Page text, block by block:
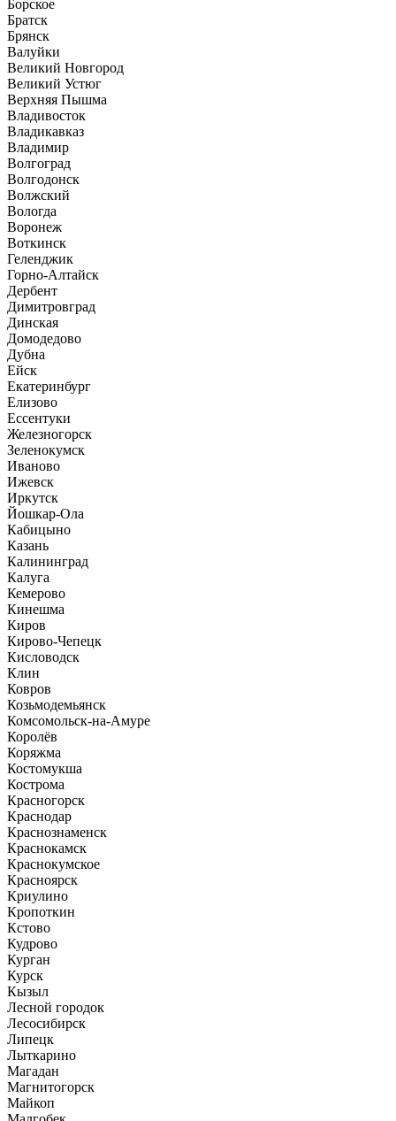
Борское
Братск
Брянск
Валуйки
Великий Новгород
Великий Устюг
Верхняя Пышма
Владивосток
Владикавказ
Владимир
Волгоград
Волгодонск
Волжский
Вологда
Воронеж
Воткинск
Геленджик
Горно-Алтайск
Дербент
Димитровград
Динская
Домодедово
Дубна
Ейск
Екатеринбург
Елизово
Ессентуки
Железногорск
Зеленокумск
Иваново
Ижевск
Иркутск
Йошкар-Ола
Кабицыно
Казань
Калининград
Калуга
Кемерово
Кинешма
Киров
Кирово-Чепецк
Кисловодск
Клин
Ковров
Козьмодемьянск
Комсомольск-на-Амуре
Королёв
Коряжма
Костомукша
Кострома
Красногорск
Краснодар
Краснознаменск
Краснокамск
Краснокумское
Красноярск
Криулино
Кропоткин
Кстово
Кудрово
Курган
Курск
Кызыл
Лесной городок
Лесосибирск
Липецк
Лыткарино
Магадан
Магнитогорск
Майкоп